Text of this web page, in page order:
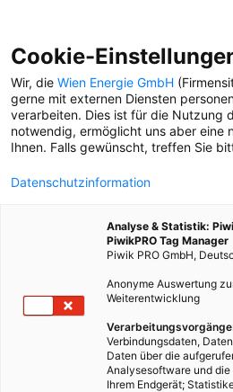
MAGDAS
Cookie-
Wir, die Wien Energie GmbH
gerne mit externen Diensten
verarbeiten. Dies ist für die Nutzung
notwendig, ermöglicht uns aber eine
Ihnen. Falls gewünscht, treffen Sie
Datenschutzinformation
Analyse & Statistik:
PiwikPRO Tag Manager
Piwik PRO GmbH,
Anonyme Auswertung
Weiterentwicklung
Verbindungsdaten,
Daten über die
Analysesoftware und
Ihrem Endgerät;